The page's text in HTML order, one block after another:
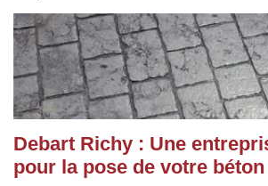
Debart Richy : Une
pour la pose de votre